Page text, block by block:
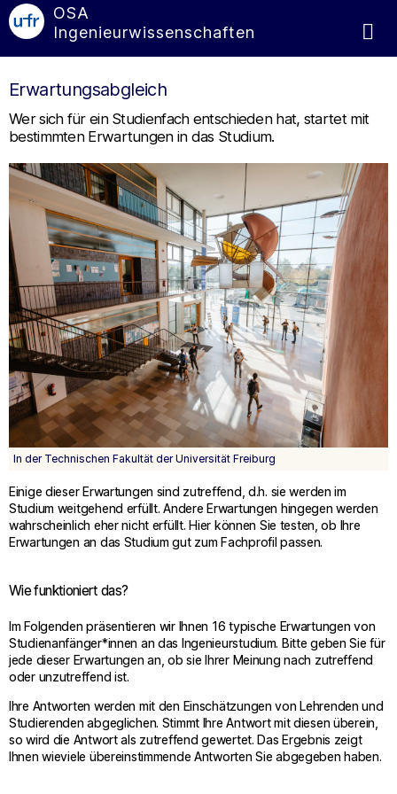
OSA
Ingenieurwissenschaften
Erwartungsabgleich
Wer sich für ein Studienfach entschieden hat, startet mit
bestimmten Erwartungen in das Studium.
In der Technischen Fakultät der Universität Freiburg
Einige dieser Erwartungen sind zutreffend, d.h. sie werden im
Studium weitgehend erfüllt. Andere Erwartungen hingegen werden
wahrscheinlich eher nicht erfüllt. Hier können Sie testen, ob Ihre
Erwartungen an das Studium gut zum Fachprofil passen.
Wie funktioniert das?
Im Folgenden präsentieren wir Ihnen 16 typische Erwartungen von
Studienanfänger*innen an das Ingenieurstudium. Bitte geben Sie für
jede dieser Erwartungen an, ob sie Ihrer Meinung nach zutreffend
oder unzutreffend ist.
Ihre Antworten werden mit den Einschätzungen von Lehrenden und
Studierenden abgeglichen. Stimmt Ihre Antwort mit diesen überein,
so wird die Antwort als zutreffend gewertet. Das Ergebnis zeigt
Ihnen wieviele übereinstimmende Antworten Sie abgegeben haben.